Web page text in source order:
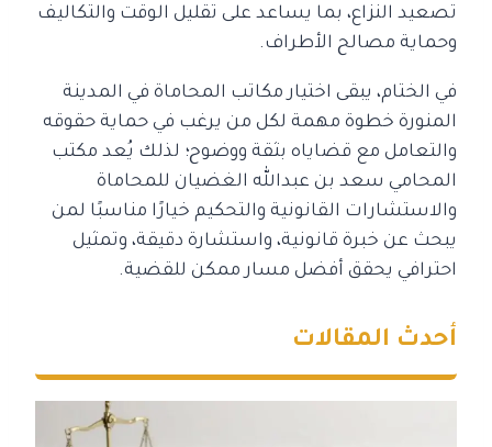
تصعيد النزاع، بما يساعد على تقليل الوقت والتكاليف
وحماية مصالح الأطراف.
في الختام، يبقى اختيار مكاتب المحاماة في المدينة
المنورة خطوة مهمة لكل من يرغب في حماية حقوقه
والتعامل مع قضاياه بثقة ووضوح؛ لذلك يُعد مكتب
المحامي سعد بن عبدالله الغضيان للمحاماة
والاستشارات القانونية والتحكيم خيارًا مناسبًا لمن
يبحث عن خبرة قانونية، واستشارة دقيقة، وتمثيل
احترافي يحقق أفضل مسار ممكن للقضية.
أحدث المقالات